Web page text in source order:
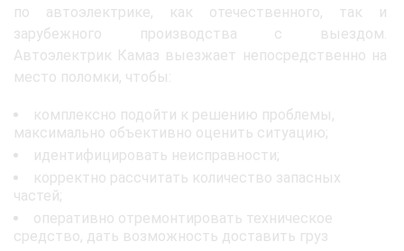
по автоэлектрике, как отечественного, так и
зарубежного производства с выездом.
Автоэлектрик Камаз выезжает непосредственно на
место поломки, чтобы:
комплексно подойти к решению проблемы,
максимально объективно оценить ситуацию;
идентифицировать неисправности;
корректно рассчитать количество запасных
частей;
оперативно отремонтировать техническое
средство, дать возможность доставить груз